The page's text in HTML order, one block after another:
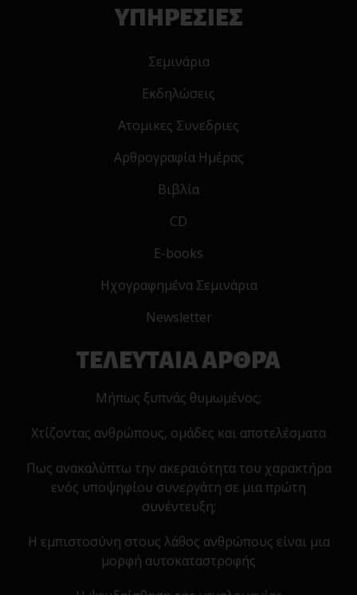
ΥΠΗΡΕΣΙΕΣ
Σεμινάρια
Εκδηλώσεις
Ατομικες Συνεδριες
Αρθρογραφία Ημέρας
Βιβλία
CD
E-books
Ηχογραφημένα Σεμινάρια
Newsletter
ΤΕΛΕΥΤΑΙΑ ΑΡΘΡΑ
Μήπως ξυπνάς θυμωμένος;
Χτίζοντας ανθρώπους, ομάδες και αποτελέσματα
Πως ανακαλύπτω την ακεραιότητα του χαρακτήρα
ενός υποψηφίου συνεργάτη σε μια πρώτη
συνέντευξη;
Η εμπιστοσύνη στους λάθος ανθρώπους είναι μια
μορφή αυτοκαταστροφής